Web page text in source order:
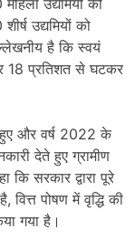
उद्यमियों को
उद्यमियों को
है कि स्वयं
18 प्रतिशत से घटकर
और वर्ष 2022 के
देते हुए ग्रामीण
सरकार द्वारा पूरे
वित्त पोषण में वृद्धि की
गया है।